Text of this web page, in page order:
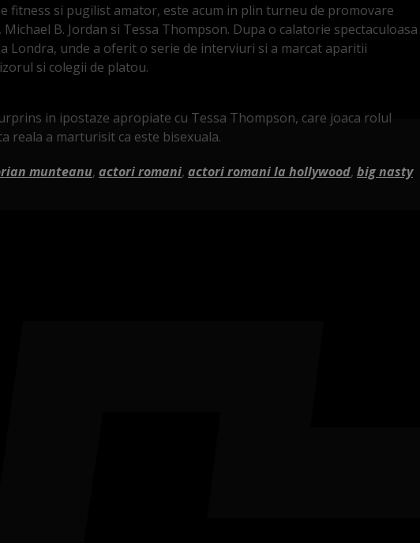
fitness si pugilist amator, este acum in plin turneu de promovare
B. Jordan si Tessa Thompson. Dupa o calatorie spectaculoasa
Londra, unde a oferit o serie de interviuri si a marcat aparitii
si colegii de platou.
in ipostaze apropiate cu Tessa Thompson, care joaca rolul
reala a marturisit ca este bisexuala.
munteanu, actori romani, actori romani la hollywood, big nasty